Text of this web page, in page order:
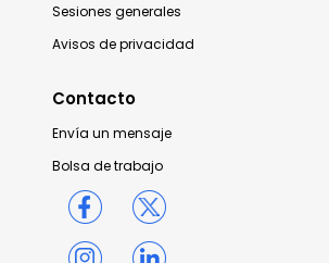
Sesiones generales
Avisos de privacidad
Contacto
Envía un mensaje
Bolsa de trabajo